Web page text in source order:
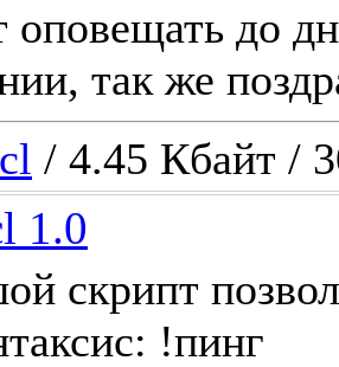
оповещать до
так же
/ 4.45 Кбайт /
1.0
скрипт
!пинг